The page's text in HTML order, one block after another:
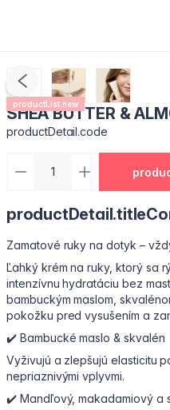
productList.new
SHEA BUTTER &
productDetail.code
Zamatové ruky na dotyk –
Ľahký krém na ruky, ktorý sa
intenzívnu hydratáciu bez
bambuckým maslom,
pokožku pred vysušením a
✔️ Bambucké maslo & skvalén
Vyživujú a zlepšujú elasticitu
nepriaznivými vplyvmi.
✔️ Mandľový, makadamiový a